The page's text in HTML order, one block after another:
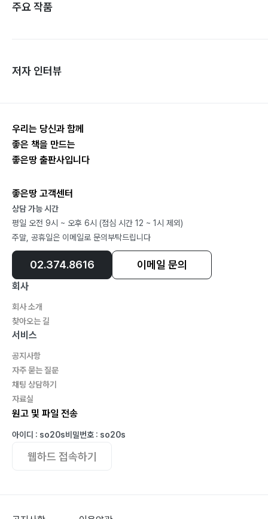
주요 작품
저자 인터뷰
우리는 당신과 함께
좋은 책을 만드는
좋은땅 출판사입니다
좋은땅 고객센터
상담 가능 시간
평일 오전 9시 ~ 오후 6시 (점심 시간 12 ~ 1시 제외)
주말, 공휴일은 이메일로 문의부탁드립니다
02.374.8616 이메일 문의
회사
회사 소개
찾아오는 길
서비스
공지사항
자주 묻는 질문
채팅 상담하기
자료실
원고 및 파일 전송
아이디 : so20s비밀번호 : so20s
웹하드 접속하기